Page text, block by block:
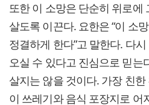
또한 이 소망은 단순히 위로에
살도록 이끈다. 요한은 “이 소
정결하게 한다”고 말한다. 다
오실 수 있다고 진심으로 믿는
살지는 않을 것이다. 가장 친
이 쓰레기와 음식 포장지로 어